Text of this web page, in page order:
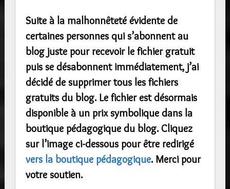
Suite à la malhonnêteté évidente de
certaines personnes qui s’abonnent au
blog juste pour recevoir le fichier gratuit
puis se désabonnent immédiatement, j’ai
décidé de supprimer tous les fichiers
gratuits du blog. Le fichier est désormais
disponible à un prix symbolique dans la
boutique pédagogique du blog. Cliquez
sur l’image ci-dessous pour être redirigé
vers la boutique pédagogique. Merci pour
votre soutien.